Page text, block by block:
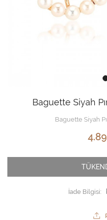
Baguette Siyah
Baguette Siyah
İade Bilgisi: